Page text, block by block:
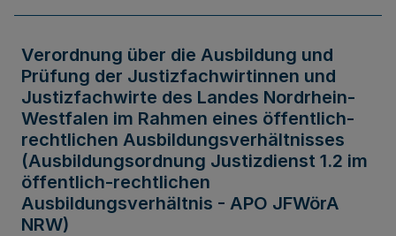
Verordnung über die Ausbildung und
Prüfung der Justizfachwirtinnen und
Justizfachwirte des Landes Nordrhein-
Westfalen im Rahmen eines öffentlich-
rechtlichen Ausbildungsverhältnisses
(Ausbildungsordnung Justizdienst 1.2 im
öffentlich-rechtlichen
Ausbildungsverhältnis - APO JFWörA
NRW)